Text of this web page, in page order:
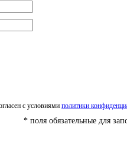
с условиями политики
* поля обязательные для